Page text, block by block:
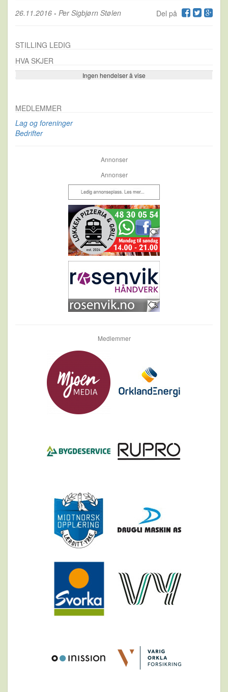
Del på
26.11.2016 - Per Sigbjørn Stølen
STILLING LEDIG
HVA SKJER
Ingen hendelser å vise
Se flere…
MEDLEMMER
Lag og foreninger
Bedrifter
Annonser
Annonser
Medlemmer